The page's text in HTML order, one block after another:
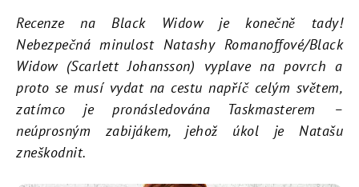
Recenze na Black Widow je konečně tady!
Nebezpečná minulost Natashy Romanoffové/Black
Widow (Scarlett Johansson) vyplave na povrch a
proto se musí vydat na cestu napříč celým světem,
zatímco je pronásledována Taskmasterem –
neúprosným zabijákem, jehož úkol je Natašu
zneškodnit.